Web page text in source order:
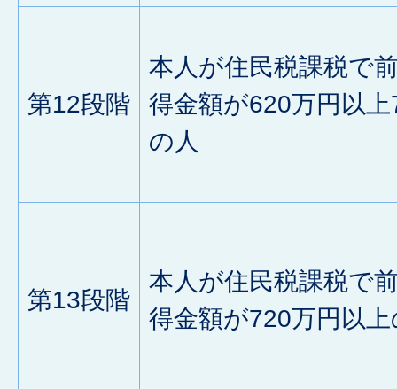
第12段階
本人が住民税課税で
得金額が620万円以
の人
第13段階
本人が住民税課税で
得金額が720万円以